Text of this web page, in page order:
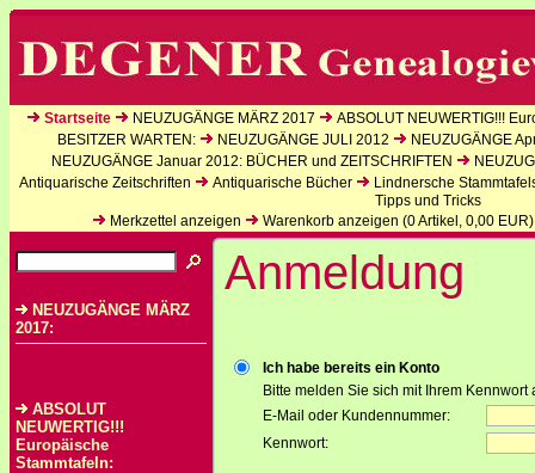
Startseite NEUZUGÄNGE MÄRZ 2017
ABSOLUT NEUWERTIG!!!
BESITZER WARTEN:
NEUZUGÄNGE JULI 2012
NEUZUGÄNGE
NEUZUGÄNGE Januar 2012: BÜCHER und ZEITSCHRIFTEN
Antiquarische Zeitschriften
Antiquarische Bücher
Lindnersche
Tipps und Tricks
Merkzettel anzeigen
Warenkorb anzeigen (0Artikel, 0,00 EUR)
NEUZUGÄNGE MÄRZ
2017:
ABSOLUT
NEUWERTIG!!!
Europäische
Stammtafeln:
Anmeldung
Ich habe bereits ein Konto
Bitte melden Sie sich mit Ihrem Kennwort
E-Mail oder Kundennummer:
Kennwort: